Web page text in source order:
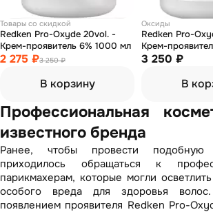
Товары со скидкой
Redken Pro-Oxyde 20vol. -
Крем-проявитель 6% 1000 мл
2 275 ₽3 250 ₽
В корзину
Оксиды
Redken Pro-
Крем-
3 250 ₽
В
Профессиональная
известного бренда
Ранее, чтобы провести подобную
приходилось обращаться к
парикмахерам, которые могли
особого вреда для здоровья
появлением проявителя Redken Pro-